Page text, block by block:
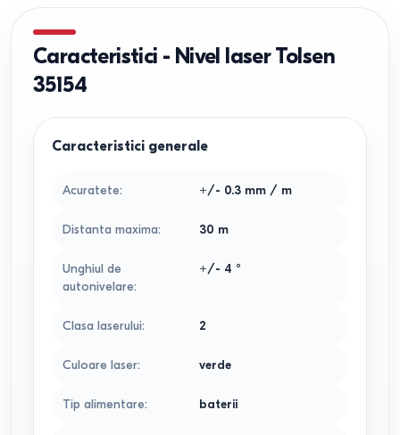
Caracteristici - Nivel laser Tolsen
35154
Caracteristici generale
Acuratete: +/- 0.3mm / m
Distanta maxima: 30 m
Unghiul de
autonivelare:
+/- 4 °
Clasa laserului: 2
Culoare laser: verde
Tip alimentare: baterii